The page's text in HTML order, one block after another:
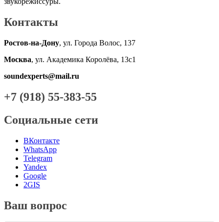
Контакты
Ростов-на-Дону, ул. Города Волос, 137
Москва, ул. Академика Королёва, 13с1
soundexperts@mail.ru
+7 (918) 55-383-55
Социальные сети
ВКонтакте
WhatsApp
Telegram
Yandex
Google
2GIS
Ваш вопрос